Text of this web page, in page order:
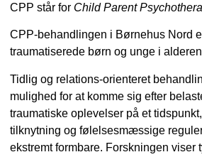
CPP står for Child Parent
CPP-behandlingen i Børnehus Nord
traumatiserede børn og unge i
Tidlig og relations-orienteret
mulighed for at komme sig efter
traumatiske oplevelser på et
tilknytning og følelsesmæssige
ekstremt formbare. Forskningen viser